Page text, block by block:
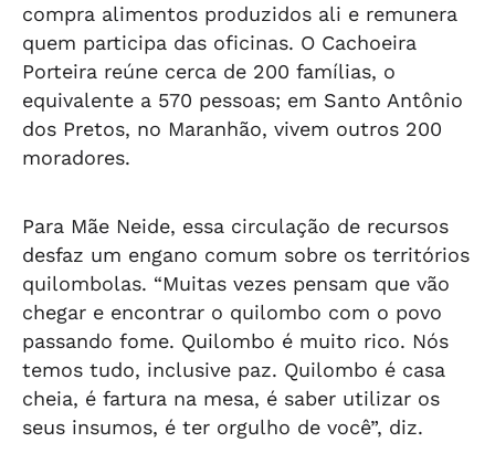
compra alimentos produzidos ali e remunera
quem participa das oficinas. O Cachoeira
Porteira reúne cerca de 200 famílias, o
equivalente a 570 pessoas; em Santo Antônio
dos Pretos, no Maranhão, vivem outros 200
moradores.
Para Mãe Neide, essa circulação de recursos
desfaz um engano comum sobre os territórios
quilombolas. “Muitas vezes pensam que vão
chegar e encontrar o quilombo com o povo
passando fome. Quilombo é muito rico. Nós
temos tudo, inclusive paz. Quilombo é casa
cheia, é fartura na mesa, é saber utilizar os
seus insumos, é ter orgulho de você”, diz.